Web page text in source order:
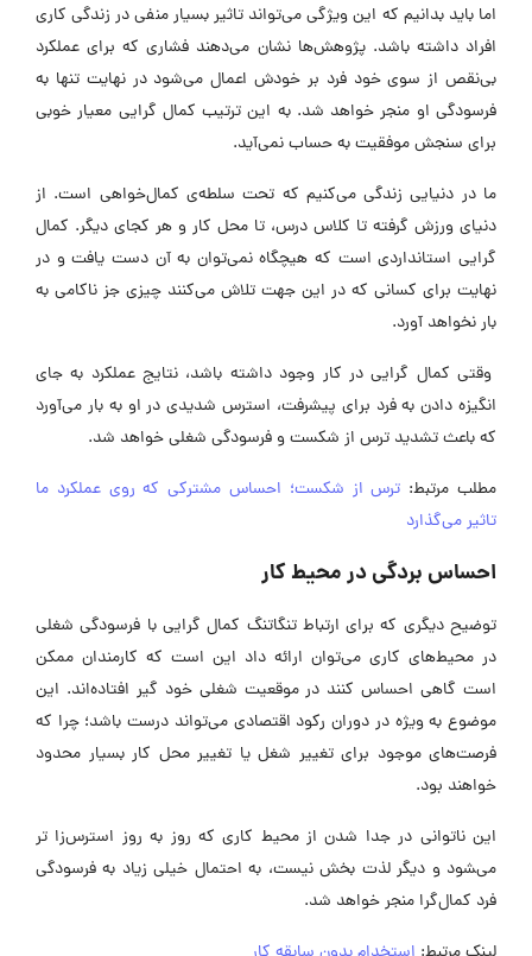
اما باید بدانیم که این ویژگی می‌تواند تاثیر بسیار منفی در زندگی کاری
افراد داشته باشد. پژوهش‌ها نشان می‌دهند فشاری که برای عملکرد
بی‌نقص از سوی خود فرد بر خودش اعمال می‌شود در نهایت تنها به
فرسودگی او منجر خواهد شد. به این ترتیب کمال‌ گرایی معیار خوبی
برای سنجش موفقیت به حساب نمی‌آید.
ما در دنیایی زندگی می‌کنیم که تحت سلطه‌ی کمال‌خواهی است. از
دنیای ورزش گرفته تا کلاس درس، تا محل کار و هر کجای دیگر. کمال‌
‎گرایی استانداردی است که هیچگاه نمی‌توان به آن دست یافت و در
نهایت برای کسانی که در این جهت تلاش می‌کنند چیزی جز ناکامی به
بار نخواهد آورد.
وقتی کمال‌‌ گرایی در کار وجود داشته باشد، نتایج عملکرد به جای
انگیزه دادن به فرد برای پیشرفت، استرس شدیدی در او به بار می‌آورد
که باعث تشدید ترس از شکست و فرسودگی شغلی خواهد شد.
مطلب مرتبط: ترس از شکست؛ احساس مشترکی که روی عملکرد ما
تاثیر می‌گذارد
احساس بردگی در محیط کار
توضیح دیگری که برای ارتباط تنگاتنگ کمال‌ گرایی با فرسودگی شغلی
در محیط‌های کاری می‌‎توان ارائه داد این است که کارمندان ممکن
است گاهی احساس کنند در موقعیت شغلی خود گیر افتاده‌‎اند. این
موضوع به ویژه در دوران رکود اقتصادی می‌تواند درست باشد؛ چرا که
فرصت‌های موجود برای تغییر شغل یا تغییر محل کار بسیار محدود
خواهند بود.
این ناتوانی در جدا شدن از محیط کاری که روز به روز استرس‌‎زا تر
می‌‍شود و دیگر لذت بخش نیست، به احتمال خیلی زیاد به فرسودگی
فرد کمال‌گرا منجر خواهد شد.